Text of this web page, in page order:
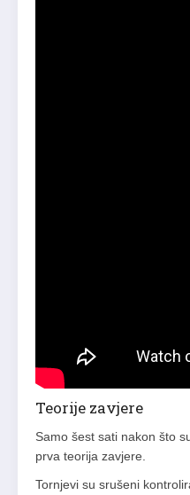
Teorije zavjere
Samo šest sati nakon što
prva teorija zavjere.
Tornjevi su srušeni